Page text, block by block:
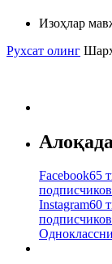
Изоҳлар
Рухсат олинг
Facebook65
подписчиков
Instagram60
подписчиков